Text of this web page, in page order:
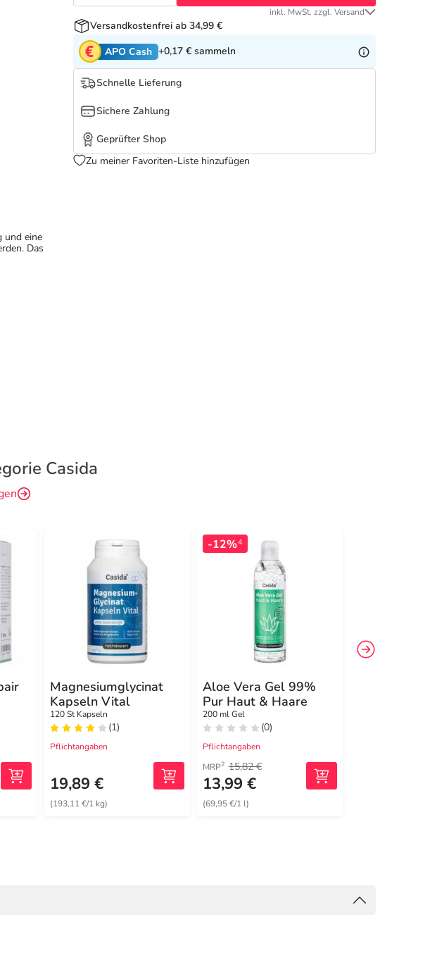
inkl. MwSt. zzgl. Versand
Versandkostenfrei ab 34,99 €
APO Cash +0,17 € sammeln
Schnelle Lieferung
Sichere Zahlung
Geprüfter Shop
Zu meiner Favoriten-Liste hinzufügen
und eine
Das
Casida
Magnesiumglycinat
Kapseln Vital
120 St Kapseln
(1)
Pflichtangaben
19,89 €
(193,11 €/1 kg)
-12%4
Aloe Vera Gel 99%
Pur Haut & Haare
200 ml Gel
(0)
Pflichtangaben
MRP2 15,82 €
13,99 €
(69,95 €/1 l)